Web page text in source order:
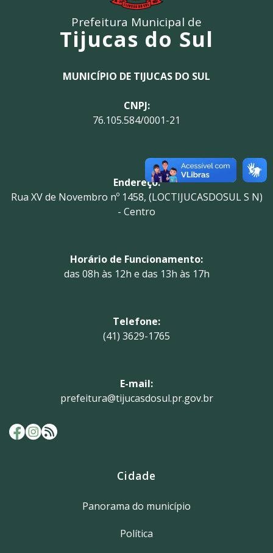
Prefeitura Municipal de
Tijucas do Sul
MUNICÍPIO DE TIJUCAS DO SUL
CNPJ:
76.105.584/0001-21
Endereço:
Rua XV de Novembro nº 1458, (LOCTIJUCASDOSUL S N)
- Centro
Horário de Funcionamento:
das 08h às 12h e das 13h às 17h
Telefone:
(41) 3629-1765
E-mail:
prefeitura@tijucasdosul.pr.gov.br
Cidade
Panorama do município
Política